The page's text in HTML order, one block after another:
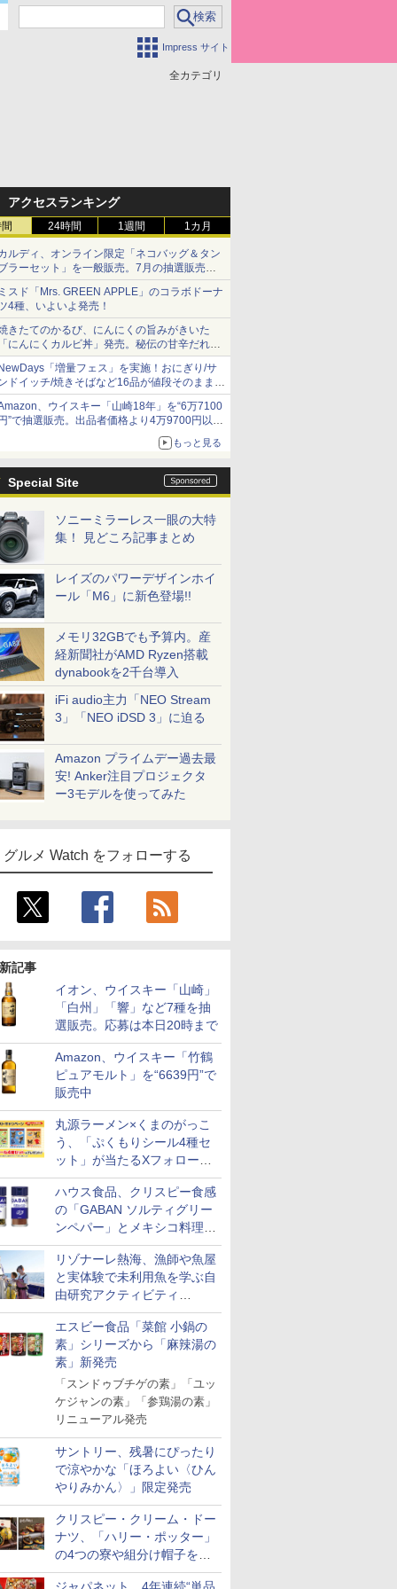
Impress サイト
全カテゴリ
アクセスランキング
24時間 1週間 1カ月
ルディ、オンライン限定「ネコバッグ＆タン
ラーセット」を一般販売。7月の抽選販売の
選無効分
スド「Mrs. GREEN APPLE」のコラボドーナ
4種、いよいよ発売！
きたてのかるび、にんにくの旨みがきいた
にんにくカルビ丼」発売。秘伝の甘辛だれを
めた「豚カルビ丼」も復活
「増量フェス」を実施！おにぎり/サ
ドイッチ/焼きそばなど16品が値段そのままで
リュームアップ
、ウイスキー「山崎18年」を“6万7100
”で抽選販売。出品者価格より4万9700円以上
もっと見る
Special Site
ソニーミラーレス一眼の大特
集！ 見どころ記事まとめ
レイズのパワーデザインホイ
ール「M6」に新色登場!!
メモリ32GBでも予算内。産
経新聞社がAMD Ryzen搭載
dynabookを2千台導入
iFi audio主力「NEO Stream
3」「NEO iDSD 3」に迫る
Amazon プライムデー過去最
安! Anker注目プロジェクタ
ー3モデルを使ってみた
グルメ Watch をフォローする
記事
イオン、ウイスキー「山崎」
「白州」「響」など7種を抽
選販売。応募は本日20時まで
Amazon、ウイスキー「竹鶴
ピュアモルト」を“6639円”で
販売中
丸源ラーメン×くまのがっこ
う、「ぷくもりシール4種セ
ット」が当たるXフォロー＆
リポストキャンペーン実施
ハウス食品、クリスピー食感
の「GABAN ソルティグリー
ンペパー」とメキシコ料理に
合う「GABAN チポトレペパ
ー」発売
リゾナーレ熱海、漁師や魚屋
と実体験で未利用魚を学ぶ自
由研究アクティビティ
「Fisherman's Academy」を
実施中
エスビー食品「菜館 小鍋の
素」シリーズから「麻辣湯の
素」新発売
「スンドゥブチゲの素」「ユッ
ケジャンの素」「参鶏湯の素」
リニューアル発売
サントリー、残暑にぴったり
で涼やかな「ほろよい〈ひん
やりみかん〉」限定発売
クリスピー・クリーム・ドー
ナツ、「ハリー・ポッター」
の4つの寮や組分け帽子をイ
メージしたドーナツなど発売